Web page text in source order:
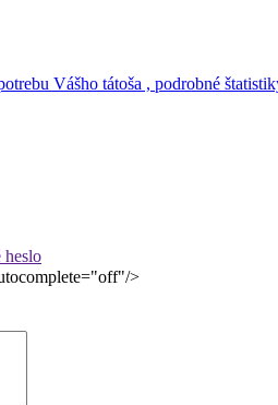
heslo
>